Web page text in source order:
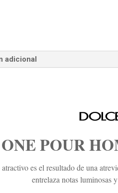
adicional
POUR
es el resultado de una
entrelaza notas luminosas